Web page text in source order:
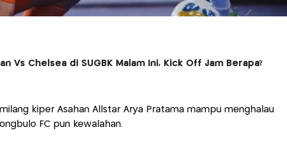
Vs Chelsea di SUGBK Malam Ini, Kick Off Jam Berapa?
kiper Asahan Allstar Arya Pratama mampu menghalau
FC pun kewalahan.